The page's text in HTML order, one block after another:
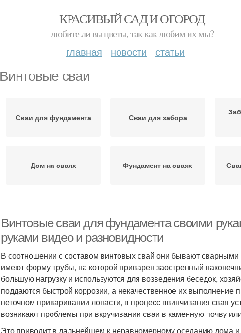
КРАСИВЫЙ САД И ОГОРОД
любите ли вы цветы, так как любим их мы?
главная новости статьи
Винтовые сваи
Сваи для фундамента Сваи для забора
Дом на сваях Фундамент на сваях
Винтовые сваи для фундамента своими
руками видео и разновидности
В соотношении с составом винтовых свай они бывают
имеют форму трубы, на которой приварен заостренный
большую нагрузку и используются для возведения беседок,
поддаются быстрой коррозии, а некачественное их
неточном приваривании лопасти, в процесс ввинчивания свая
возникают проблемы при вкручивании сваи в каменную почву
Это приводит в дальнейшем к неравномерному оседанию дома